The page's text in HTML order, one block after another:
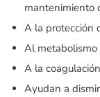
mantenimiento
A la protección
Al
A la
Ayudan a